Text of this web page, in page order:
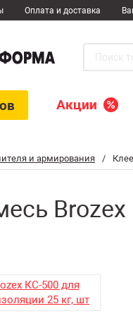
и армирования /
Оплата и доставка
Акции